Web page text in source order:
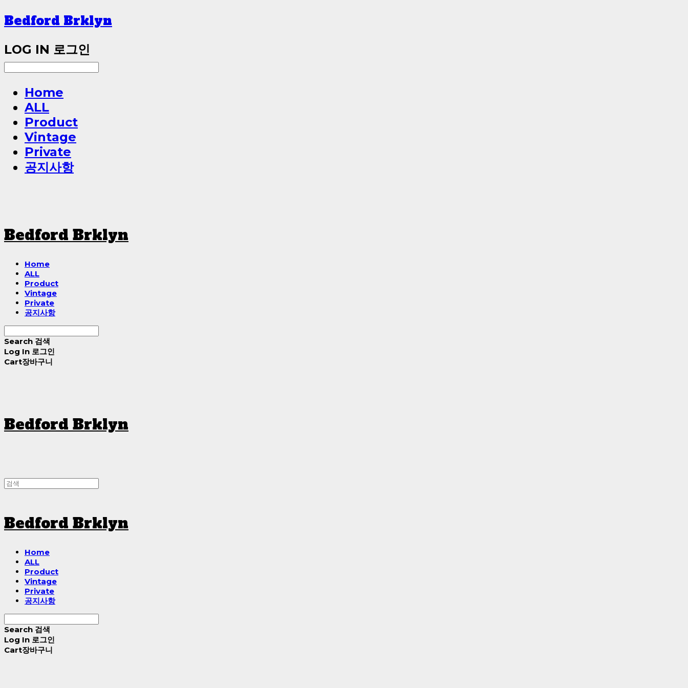
Bedford Brklyn
LOG IN 로그인
Home
ALL
Product
Vintage
Private
공지사항
Bedford Brklyn
Home
ALL
Product
Vintage
Private
공지사항
Search 검색
Log In 로그인
Cart장바구니
Bedford Brklyn
Bedford Brklyn
Home
ALL
Product
Vintage
Private
공지사항
Search 검색
Log In 로그인
Cart장바구니